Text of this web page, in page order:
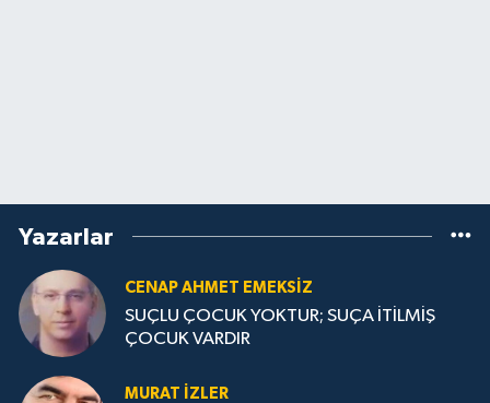
Yazarlar
CENAP AHMET EMEKSİZ
SUÇLU ÇOCUK YOKTUR; SUÇA İTİLMİŞ
ÇOCUK VARDIR
MURAT İZLER